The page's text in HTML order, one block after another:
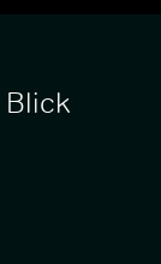
Blick